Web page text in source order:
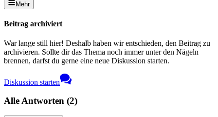
Mehr
Beitrag archiviert
War lange still hier! Deshalb haben wir entschieden, den Beitrag zu
archivieren. Sollte dir das Thema noch immer unter den Nägeln
brennen, darfst du gerne eine neue Diskussion starten.
Diskussion starten
Alle Antworten (2)